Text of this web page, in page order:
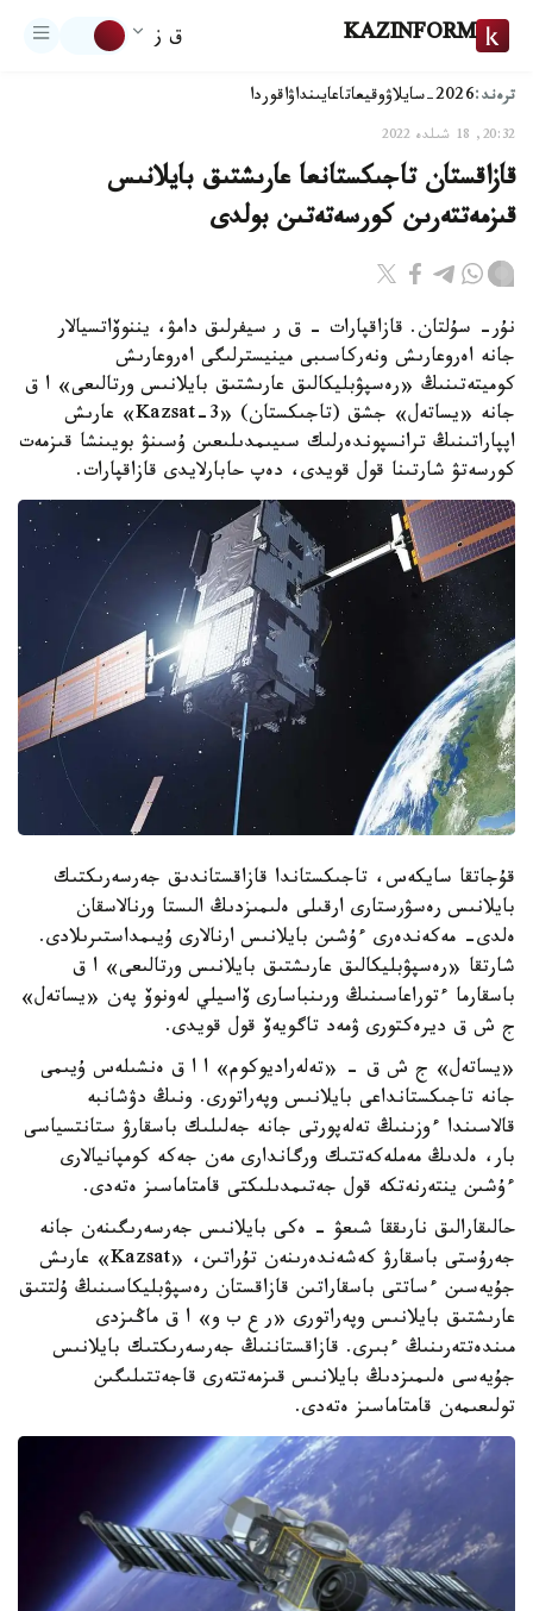
KAZINFORM ق ز
ترەند:2026-سايلاۋ وقيعاتاعايىنداۋاقوردا
20:32, 18 شىلدە 2022
قازاقستان تاجىكستانعا عارىشتىق بايلانىس
قىزمەتتەرىن كورسەتەتىن بولدى
نۇر- سۇلتان. قازاقپارات – ق ر سيفرلىق دامۋ، يننوۆاتسيالار
جانە اەروعارىش ونەركاسىبى مينيسترلىگى اەروعارىش
كوميتەتىنىڭ «رەسپۋبليكالىق عارىشتىق بايلانىس ورتالىعى» ا ق
جانە «يساتەل» جشق (تاجىكستان) «Kazsat-3» عارىش
اپپاراتىنىڭ ترانسپوندەرلىك سىيىمدىلىعىن ۇسىنۋ بويىنشا قىزمەت
كورسەتۋ شارتىنا قول قويدى، دەپ حابارلايدى قازاقپارات.
قۇجاتقا سايكەس، تاجىكستاندا قازاقستاندىق جەرسەرىكتىك
بايلانىس رەسۋرستارى ارقىلى ەلىمىزدىڭ الىستا ورنالاسقان
ەلدى- مەكەندەرى ءۇشىن بايلانىس ارنالارى ۇيىمداستىرىلادى.
شارتقا «رەسپۋبليكالىق عارىشتىق بايلانىس ورتالىعى» ا ق
باسقارما ءتوراعاسىنىڭ ورىنباسارى ۆاسيلي لەونوۆ پەن «يساتەل»
ج ش ق ديرەكتورى ۋمەد تاگويەۆ قول قويدى.
«يساتەل» ج ش ق - «تەلەراديوكوم» ا ا ق ەنشىلەس ۇيىمى
جانە تاجىكستانداعى بايلانىس وپەراتورى. ونىڭ دۋشانبە
قالاسىندا ءوزىنىڭ تەلەپورتى جانە جەلىلىك باسقارۋ ستانتسياسى
بار، ەلدىڭ مەملەكەتتىك ورگاندارى مەن جەكە كومپانيالارى
ءۇشىن ينتەرنەتكە قول جەتىمدىلىكتى قامتاماسىز ەتەدى.
حالىقارالىق نارىققا شىعۋ - ەكى بايلانىس جەرسەرىگىنەن جانە
جەرۇستى باسقارۋ كەشەندەرىنەن تۇراتىن، «Kazsat» عارىش
جۇيەسىن ءساتتى باسقاراتىن قازاقستان رەسپۋبليكاسىنىڭ ۇلتتىق
عارىشتىق بايلانىس وپەراتورى «ر ع ب و» ا ق ماڭىزدى
مىندەتتەرىنىڭ ءبىرى. قازاقستاننىڭ جەرسەرىكتىك بايلانىس
جۇيەسى ەلىمىزدىڭ بايلانىس قىزمەتتەرى قاجەتتىلىگىن
تولىعىمەن قامتاماسىز ەتەدى.